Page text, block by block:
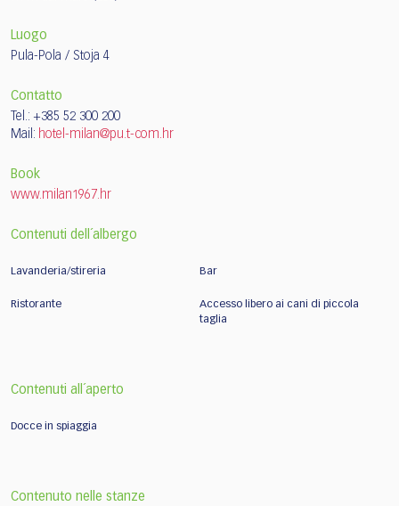
Luogo
Pula-Pola / Stoja 4
Contatto
Tel.: +385 52 300 200
Mail: hotel-milan@pu.t-com.hr
Book
www.milan1967.hr
Contenuti dell´albergo
Lavanderia/stireria Bar
Ristorante
Accesso libero ai cani di piccola
taglia
Contenuti all´aperto
Docce in spiaggia
Contenuto nelle stanze